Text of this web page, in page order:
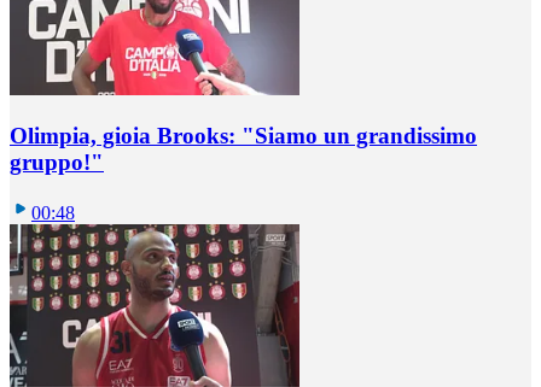
Olimpia, gioia Brooks: "Siamo un grandissimo
gruppo!"
00:48